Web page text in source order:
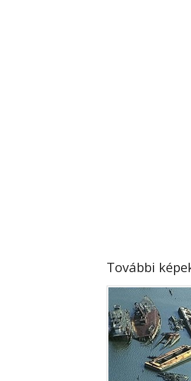
További